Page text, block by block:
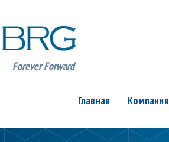
Forever Forward
Главная Компания